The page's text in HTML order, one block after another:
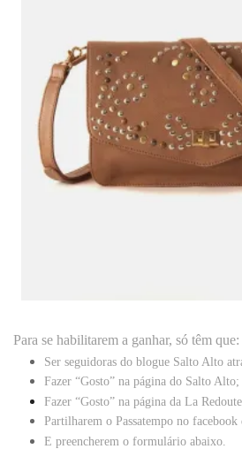
Para se habilitarem a ganhar, só têm que:
Ser seguidoras do blogue Salto Alto
Fazer “Gosto” na página do Salto Alto;
Fazer “Gosto” na página da La Redoute
Partilharem o Passatempo no
E preencherem o formulário abaixo.